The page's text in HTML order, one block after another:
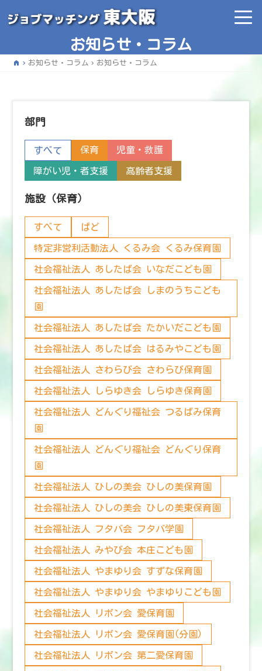
お知らせ・コラム
home お知らせ・コラム お知らせ・コラム
部門
すべて 保育 児童・救護
障がい児・者支援 高齢者支援
施設（保育）
すべて ぱど
特定非営利活動法人 くるみ会 くるみ保育園
社会福祉法人 あしたば会 いなだこども園
社会福祉法人 あしたば会 しまのうちこども
園
社会福祉法人 あしたば会 たかいだこども園
社会福祉法人 あしたば会 はるみやこども園
社会福祉法人 さわらび会 さわらび保育園
社会福祉法人 しらゆき会 しらゆき保育園
社会福祉法人 どんぐり福祉会 つるばみ保育
園
社会福祉法人 どんぐり福祉会 どんぐり保育
園
社会福祉法人 ひしの美会 ひしの美保育園
社会福祉法人 ひしの美会 ひしの美東保育園
社会福祉法人 フタバ会 フタバ学園
社会福祉法人 みやび会 本庄こども園
社会福祉法人 やまゆり会 すずな保育園
社会福祉法人 やまゆり会 やまゆりこども園
社会福祉法人 リボン会 愛保育園
社会福祉法人 リボン会 愛保育園(分園)
社会福祉法人 リボン会 第二愛保育園